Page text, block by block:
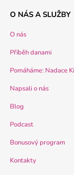
O NÁS A SLUŽBY
O nás
Příběh danami
Pomáháme: Nadace
Napsali o nás
Blog
Podcast
Bonusový program
Kontakty